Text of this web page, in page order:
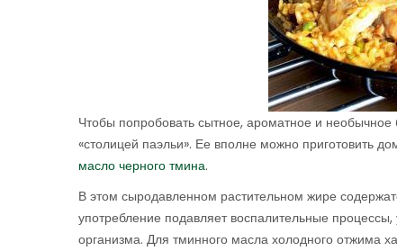
Чтобы попробовать сытное, ароматное и
«столицей паэльи». Ее вполне можно приготовить
масло черного тмина.
В этом сыродавленном растительном жире
употребление подавляет воспалительные
организма. Для тминного масла холодного отжима